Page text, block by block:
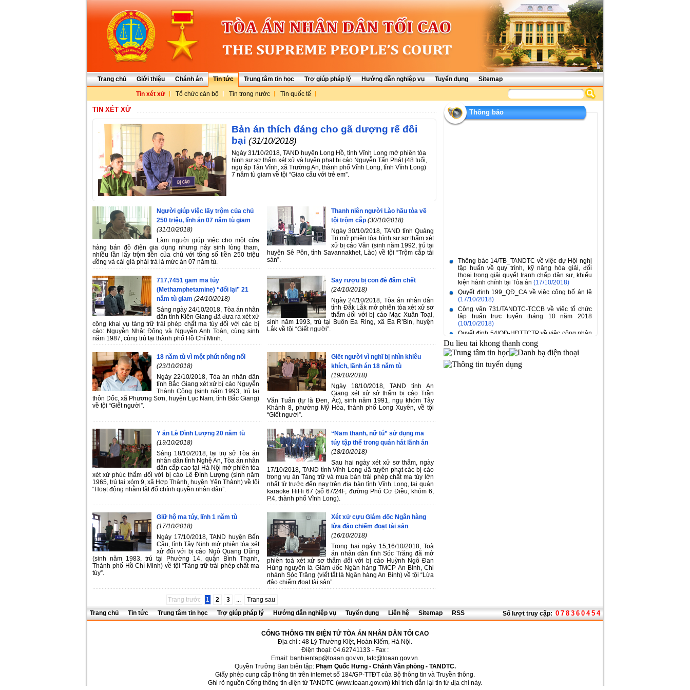
Trang chủ Giới thiệu Chánh án Tin tức
Tin xét xử Tổ chức cán bộ Tin trong nước Tin quốc tế
Trung tâm tin học Trợ giúp pháp lý Hướng dẫn nghiệp vụ Tuyển dụng Sitemap
TIN XÉT XỬ
Bản án thích đáng cho gã dượng rể đồi
bại (31/10/2018)
Ngày 31/10/2018, TAND huyện Long Hồ, tỉnh Vĩnh Long mở phiên tòa
hình sự sơ thẩm xét xử và tuyên phạt bị cáo Nguyễn Tấn Phát (48 tuổi,
ngụ ấp Tân Vĩnh, xã Trường An, thành phố Vĩnh Long, tỉnh Vĩnh Long)
7 năm tù giam về tội “Giao cấu với trẻ em”.
Người giúp việc lấy trộm của chủ
250 triệu, lĩnh án 07 năm tù giam
(31/10/2018)
Làm người giúp việc cho một cửa
hàng bán đồ điện gia dụng nhưng nảy sinh lòng tham,
nhiều lần lấy trộm tiền của chủ với tổng số tiền 250 triệu
đồng và cái giá phải trả là mức án 07 năm tù.
Thanh niên người Lào hầu tòa về
tội trộm cắp (30/10/2018)
Ngày 30/10/2018, TAND tỉnh Quảng
Trị mở phiên tòa hình sự sơ thẩm xét
xử bị cáo Văn (sinh năm 1992, trú tại
huyện Sê Pôn, tỉnh Savannakhet, Lào) về tội “Trộm cắp tài
sản”.
717,7451 gam ma túy
(Methamphetamine) “đổi lại” 21
năm tù giam (24/10/2018)
Sáng ngày 24/10/2018, Tòa án nhân
dân tỉnh Kiên Giang đã đưa ra xét xử
công khai vụ tàng trữ trái phép chất ma túy đối với các bị
cáo: Nguyễn Nhật Đông và Nguyễn Anh Toàn, cùng sinh
năm 1987, cùng trú tại thành phố Hồ Chí Minh.
Say rượu bị con đẻ đâm chết
(24/10/2018)
Ngày 24/10/2018, Tòa án nhân dân
tỉnh Đắk Lắk mở phiên tòa xét xử sơ
thẩm đối với bị cáo Mạc Xuân Toại,
sinh năm 1993, trú tại Buôn Ea Ring, xã Ea R’Bin, huyện
Lắk về tội “Giết người”.
18 năm tù vì một phút nông nổi
(23/10/2018)
Ngày 22/10/2018, Tòa án nhân dân
tỉnh Bắc Giang xét xử bị cáo Nguyễn
Thành Công (sinh năm 1993, trú tại
thôn Dốc, xã Phương Sơn, huyện Lục Nam, tỉnh Bắc Giang)
về tội “Giết người”.
Giết người vì nghĩ bị nhìn khiêu
khích, lãnh án 18 năm tù
(19/10/2018)
Ngày 18/10/2018, TAND tỉnh An
Giang xét xử sở thẩm bị cáo Trần
Văn Tuấn (tự là Đen, Ác), sinh năm 1991, ngụ khóm Tây
Khánh 8, phường Mỹ Hòa, thành phố Long Xuyên, về tội
“Giết người”.
Y án Lê Đình Lượng 20 năm tù
(19/10/2018)
Sáng 18/10/2018, tại trụ sở Tòa án
nhân dân tỉnh Nghệ An, Tòa án nhân
dân cấp cao tại Hà Nội mở phiên tòa
xét xử phúc thẩm đối với bị cáo Lê Đình Lượng (sinh năm
1965, trú tại xóm 9, xã Hợp Thành, huyện Yên Thành) về tội
“Hoạt động nhằm lật đổ chính quyền nhân dân”.
“Nam thanh, nữ tú” sử dụng ma
túy tập thể trong quán hát lãnh án
(18/10/2018)
Sau hai ngày xét xử sơ thẩm, ngày
17/10/2018, TAND tỉnh Vĩnh Long đã tuyên phạt các bị cáo
trong vụ án Tàng trữ và mua bán trái phép chất ma túy lớn
nhất từ trước đến nay trên địa bàn tỉnh Vĩnh Long, tại quán
karaoke HiHi 67 (số 67/24F, đường Phó Cơ Điều, khóm 6,
P.4, thành phố Vĩnh Long).
Giữ hộ ma túy, lĩnh 1 năm tù
(17/10/2018)
Ngày 17/10/2018, TAND huyện Bến
Cầu, tỉnh Tây Ninh mở phiên tòa xét
xử đối với bị cáo Ngô Quang Dũng
(sinh năm 1983, trú tại Phường 14, quận Bình Thạnh,
Thành phố Hồ Chí Minh) về tội “Tàng trữ trái phép chất ma
túy”.
Xét xử cựu Giám đốc Ngân hàng
lừa đảo chiếm đoạt tài sản
(16/10/2018)
Trong hai ngày 15,16/10/2018, Toà
án nhân dân tỉnh Sóc Trăng đã mở
phiên toà xét xử sơ thẩm đối với bị cáo Huỳnh Ngô Đan
Hùng nguyên là Giám đốc Ngân hàng TMCP An Binh, Chi
nhánh Sóc Trăng (viết tắt là Ngân hàng An Bình) về tội “Lừa
đảo chiếm đoạt tài sản”.
Trang trước 1 2 3 Trang sau
Thông báo
Thông báo 14/TB_TANDTC về việc dự Hội nghị
tập huấn về quy trình, kỹ năng hòa giải, đối
thoại trong giải quyết tranh chấp dân sự, khiếu
kiện hành chính tại Tòa án(17/10/2018)
Quyết định 199_QĐ_CA về việc công bố án lệ
(17/10/2018)
Công văn 731/TANDTC-TCCB về việc tổ chức
tập huấn trực tuyến tháng 10 năm 2018
(10/10/2018)
Quyết định 54/QĐ-HĐTTCTP về việc công nhận
trúng tuyển kỳ thi nâng ngạch Thẩm phán cao
cấp (08/10/2018)
Công văn 703/TANDTC-TCCB về việc cử cán
bộ dự xét tuyển đào tạo đại học và sau đại học
tại Trung Quốc năm 2019
Du lieu tai khong thanh cong
Trang chủ Tin tức Trung tâm tin học Trợ giúp pháp lý Hướng dẫn nghiệp vụ Tuyển dụng Liên hệ Sitemap RSS Số lượt truy cập: 0 7 8 3 6 0 4 5 4
CỔNG THÔNG TIN ĐIỆN TỬ TÒA ÁN NHÂN DÂN TỐI CAO
Địa chỉ : 48 Lý Thường Kiệt, Hoàn Kiếm, Hà Nội.
Điện thoại: 04.62741133 - Fax :
Email: banbientap@toaan.gov.vn, tatc@toaan.gov.vn.
Quyền Trưởng Ban biên tập: Phạm Quốc Hưng - Chánh Văn phòng - TANDTC.
Giấy phép cung cấp thông tin trên internet số 184/GP-TTÐT của Bộ thông tin và Truyền thông.
Ghi rõ nguồn Cổng thông tin điện tử TANDTC (www.toaan.gov.vn) khi trích dẫn lại tin từ địa chỉ này.